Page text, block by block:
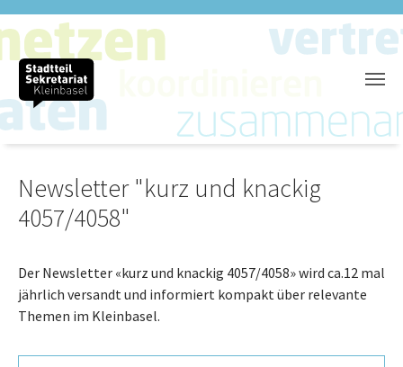
Zum Hauptinhalt springen
Newsletter "kurz und knackig
4057/4058"
Der Newsletter «kurz und knackig 4057/4058» wird ca.12 mal
jährlich versandt und informiert kompakt über relevante
Themen im Kleinbasel.